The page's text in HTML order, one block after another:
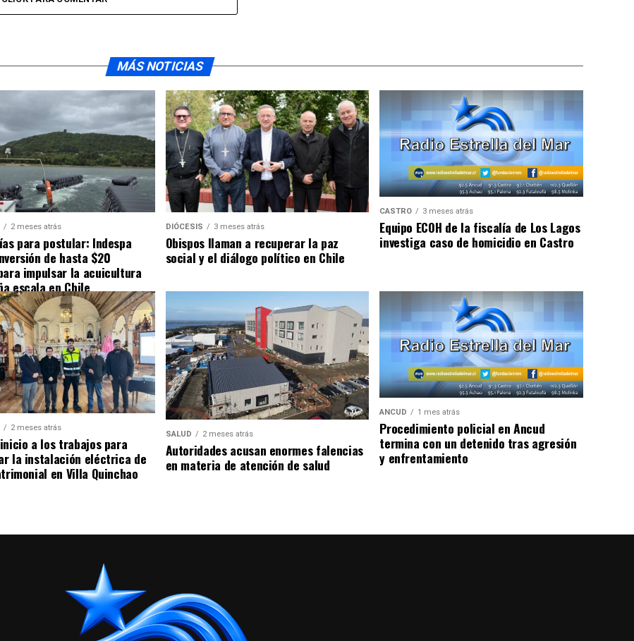
MÁS NOTICIAS
2 meses atrás
para postular: Indespa
de hasta $20
impulsar la acuicultura
escala en Chile
DIÓCESIS 3 meses atrás
Obispos llaman a recuperar la paz
social y el diálogo político en Chile
CASTRO 3 meses atrás
Equipo ECOH de la fiscalía de Los Lagos
investiga caso de homicidio en Castro
2 meses atrás
a los trabajos para
la instalación eléctrica de
en Villa Quinchao
SALUD 2 meses atrás
Autoridades acusan enormes falencias
en materia de atención de salud
ANCUD 1 mes atrás
Procedimiento policial en Ancud
termina con un detenido tras agresión
y enfrentamiento